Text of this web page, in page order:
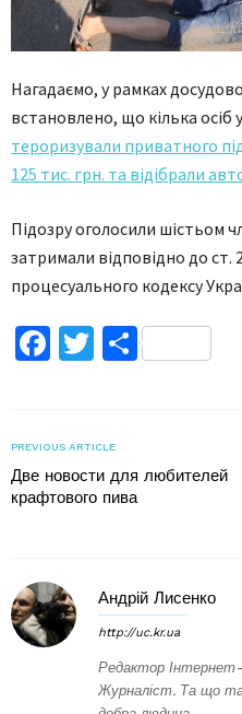
Нагадаємо, у рамках
встановлено, що кілька
тероризували приватного
125 тис. грн. та відібрали
Підозру оголосили шістьом
затримали відповідно до ст.
процесуального кодексу
Facebook
Twitter
PREVIOUS ARTICLE
Две новости для любителей
крафтового пива
Андрій Лисенко
http://uc.kr.ua
Редактор
Журналіст. Та що